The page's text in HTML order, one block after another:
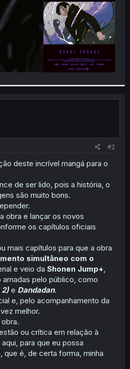
#2
deste incrível mangá para o
de ser lido, pois a história, o
são muito bons.
obra e lançar os novos
os capítulos oficiais
mais capítulos para que a obra
simultâneo com o
e veio da Shonen Jump+
pelo público, como
2) e Dandadan.
e, pelo acompanhamento da
melhor.
ou crítica em relação à
para que eu possa
que é, de certa forma, minha